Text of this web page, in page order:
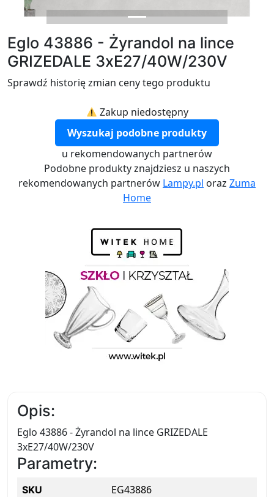
Eglo 43886 - Żyrandol na lince
GRIZEDALE 3xE27/40W/230V
Sprawdź historię zmian ceny tego produktu
Zakup niedostępny
Wyszukaj podobne produkty
u rekomendowanych partnerów
Podobne produkty znajdziesz u naszych
rekomendowanych partnerów Lampy.pl oraz Zuma
Home
Opis:
Eglo 43886 - Żyrandol na lince GRIZEDALE
3xE27/40W/230V
Parametry:
SKU EG43886